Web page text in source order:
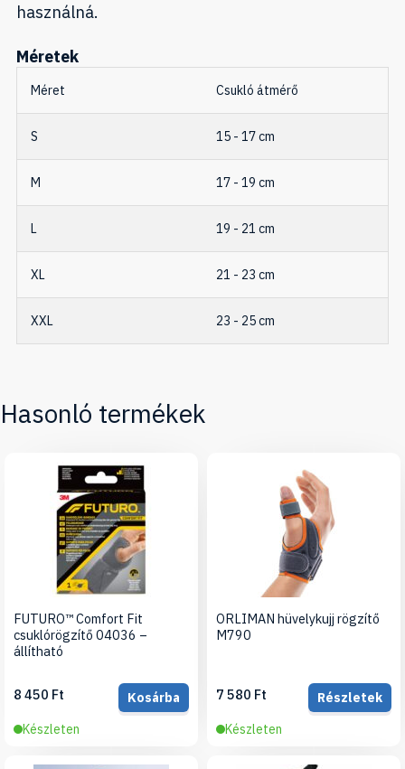
használná.
Méretek
Méret Csukló átmérő
S 15 - 17 cm
M 17 - 19 cm
L 19 - 21 cm
XL 21 - 23 cm
XXL 23 - 25 cm
Hasonló termékek
FUTURO™ Comfort Fit
csuklórögzítő 04036 –
állítható
8 450 Ft
Kosárba
Készleten
ORLIMAN hüvelykujj rögzítő
M790
7 580 Ft
Részletek
Készleten